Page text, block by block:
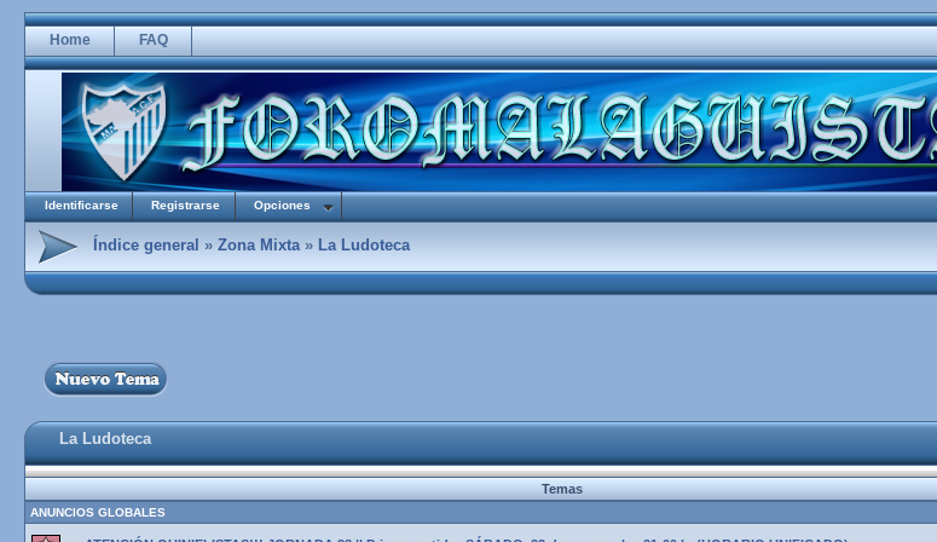
Home FAQ
Identificarse Registrarse Opciones
Índice general » Zona Mixta» La Ludoteca
La Ludoteca
Temas
ANUNCIOS GLOBALES